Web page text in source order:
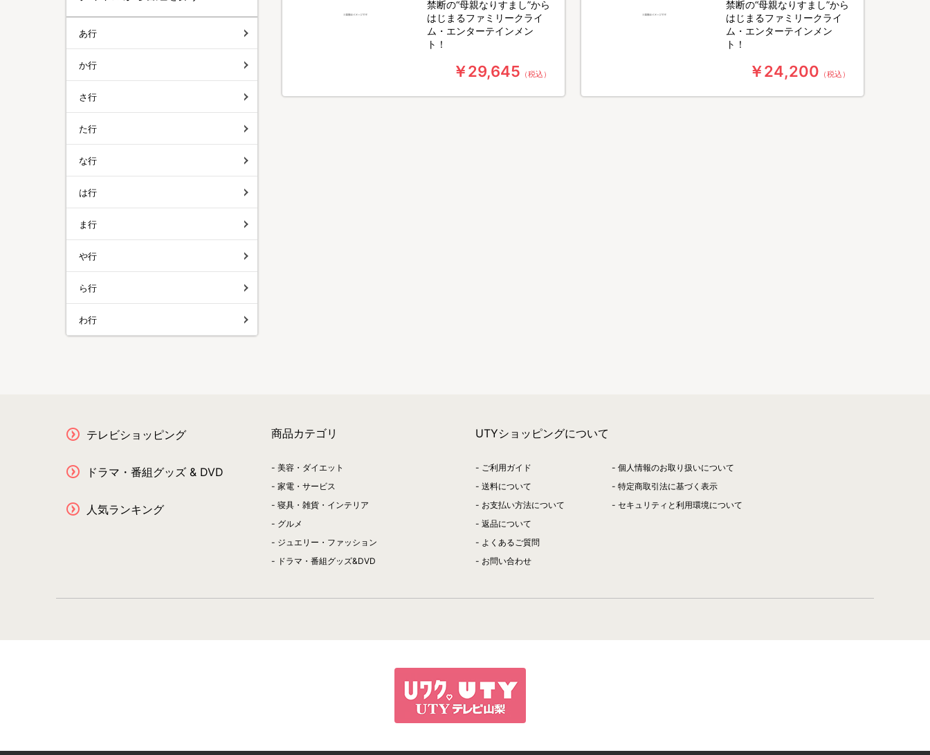
禁断の“母親なりすまし”から
はじまるファミリークライ
ム・エンターテインメン
ト！
￥29,645 （税込）
禁断の“母親なりすまし”から
はじまるファミリークライ
ム・エンターテインメン
ト！
￥24,200 （税込）
あ行
か行
さ行
た行
な行
は行
ま行
や行
ら行
わ行
テレビショッピング
ドラマ・番組グッズ & DVD
人気ランキング
商品カテゴリ
美容・ダイエット
家電・サービス
寝具・雑貨・インテリア
グルメ
ジュエリー・ファッション
ドラマ・番組グッズ&DVD
UTYショッピングについて
ご利用ガイド
送料について
お支払い方法について
返品について
よくあるご質問
お問い合わせ
個人情報のお取り扱いについて
特定商取引法に基づく表示
セキュリティと利用環境について